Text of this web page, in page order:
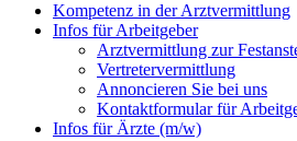
Kompetenz in der Arztvermittlung
Infos für Arbeitgeber
Arztvermittlung zur
Vertretervermittlung
Annoncieren Sie bei uns
Kontaktformular für
Infos für Ärzte (m/w)